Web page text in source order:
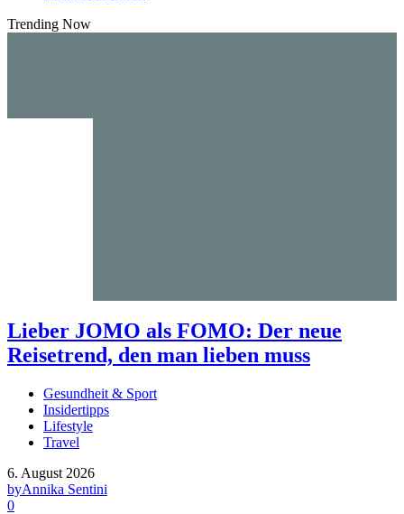
Trending Now
Lieber JOMO als FOMO: Der neue
Reisetrend, den man lieben muss
Gesundheit & Sport
Insidertipps
Lifestyle
Travel
6. August 2026
byAnnika Sentini
0